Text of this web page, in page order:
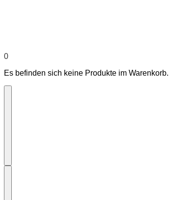
0
Es befinden sich keine Produkte im Warenkorb.